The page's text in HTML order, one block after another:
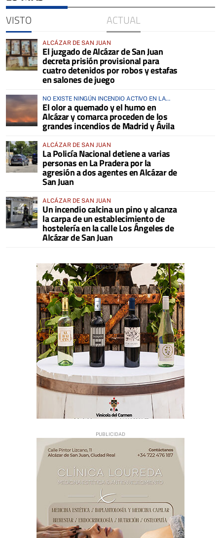
VISTO ACTUAL
ALCÁZAR DE SAN JUAN
El juzgado de Alcázar de San Juan
decreta prisión provisional para
cuatro detenidos por robos y estafas
en salones de juego
NO EXISTE NINGÚN INCENDIO ACTIVO EN LA
COMARCA
El olor a quemado y el humo en
Alcázar y comarca proceden de los
grandes incendios de Madrid y Ávila
ALCÁZAR DE SAN JUAN
La Policía Nacional detiene a varias
personas en La Pradera por la
agresión a dos agentes en Alcázar de
San Juan
ALCÁZAR DE SAN JUAN
Un incendio calcina un pino y alcanza
la carpa de un establecimiento de
hostelería en la calle Los Ángeles de
Alcázar de San Juan